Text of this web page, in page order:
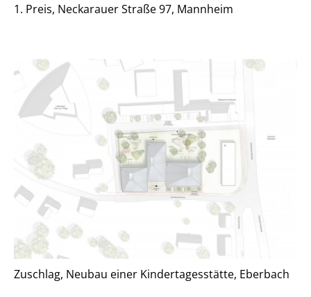
1. Preis, Neckarauer Straße 97, Mannheim
Zuschlag, Neubau einer Kindertagesstätte, Eberbach
Aktuelles
Aktueller Beitrag:
2. Preis, Neubau am Schützenplatz in
Jerxheim